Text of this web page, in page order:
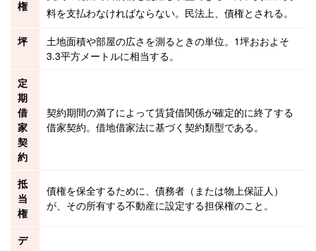
権
料を支払わなければならない。民法上、 債権とされる。
坪
土地面積や部屋の広さを測るときの単位。1坪おおよそ
3.3平方メートルに相当する。
定
期
借
家
契
約
契約期間の満了によって賃貸借関係が確定的に終了する
借家契約。 借地借家法に基づく契約類型である。
抵
当
権
債権を保全するために、債務者（または物上保証人 ）
が、その所有する不動産に設定する担保権のこと。
デ